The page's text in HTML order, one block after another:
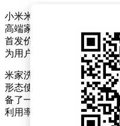
小米米家近日在京东平台
高端家电产品以极具吸引力
首发价定为8999元，而国
为用户带来了不小的实惠。
米家洗烘套装Pro在设计上
形态使其在保持与标准
备了一个专门用于洗涤内
利用率，还满足了用户对内